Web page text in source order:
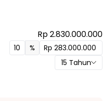
Kamil Tangerang
Amanatul Huda
Rp 2.830.000.000
%
15 Tahun